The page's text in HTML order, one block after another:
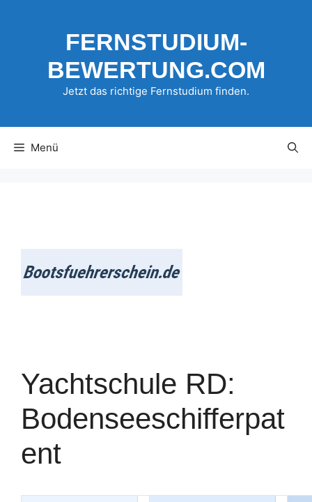
FERNSTUDIUM-
BEWERTUNG.COM
Jetzt das richtige Fernstudium finden.
Menü
Yachtschule RD:
Bodenseeschifferpat
ent